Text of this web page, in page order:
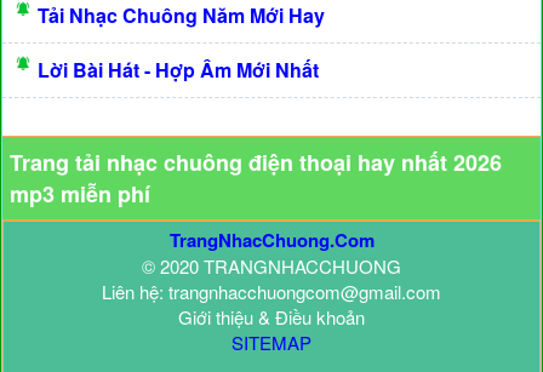
Tải Nhạc Chuông Năm Mới Hay
Lời Bài Hát - Hợp Âm Mới Nhất
Trang tải nhạc chuông điện thoại hay nhất 2026
mp3 miễn phí
TrangNhacChuong.Com
© 2020 TRANGNHACCHUONG
Liên hệ: trangnhacchuongcom@gmail.com
Giới thiệu & Điều khoản
SITEMAP